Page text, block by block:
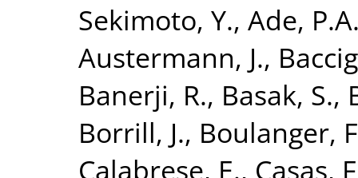
Sekimoto, Y., Ade,
Austermann, J.,
Banerji, R., Basak, S.,
Borrill, J., Boulanger,
Calabrese, E., Casas,